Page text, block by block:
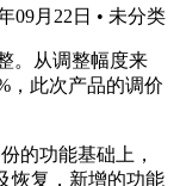
09月22日 • 未分类
。从调整幅度来
，此次产品的调价
的功能基础上，
恢复，新增的功能